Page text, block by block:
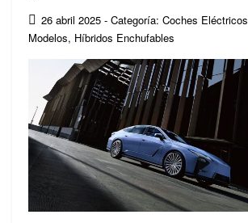
26 abril 2025 - Categoría: Coches Eléctricos
Modelos, Híbridos Enchufables